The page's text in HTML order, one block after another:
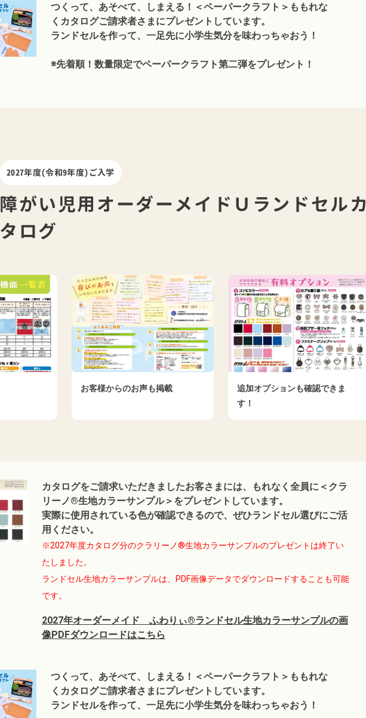
つくって、あそべて、しまえる！＜ペーパークラフト＞ももれな
くカタログご請求者さまにプレゼントしています。
ランドセルを作って、一足先に小学生気分を味わっちゃおう！
※先着順！数量限定でペーパークラフト第二弾をプレゼント！
2027年度(令和9年度)ご入学
障がい児用オーダーメイドＵランドセルカ
タログ
お客様からのお声も掲載
追加オプションも確認できま
す！
カタログをご請求いただきましたお客さまには、もれなく全員に＜クラ
リーノ®生地カラーサンプル＞をプレゼントしています。
実際に使用されている色が確認できるので、ぜひランドセル選びにご活
用ください。
※2027年度カタログ分のクラリーノ®生地カラーサンプルのプレゼントは終了い
たしました。
ランドセル生地カラーサンプルは、PDF画像データでダウンロードすることも可能
です。
2027年オーダーメイド ふわりぃ®ランドセル生地カラーサンプルの画
像PDFダウンロードはこちら
つくって、あそべて、しまえる！＜ペーパークラフト＞ももれな
くカタログご請求者さまにプレゼントしています。
ランドセルを作って、一足先に小学生気分を味わっちゃおう！